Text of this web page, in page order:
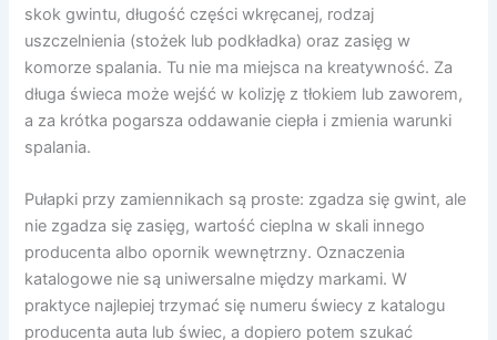
skok gwintu, długość części wkręcanej, rodzaj
uszczelnienia (stożek lub podkładka) oraz zasięg w
komorze spalania. Tu nie ma miejsca na kreatywność. Za
długa świeca może wejść w kolizję z tłokiem lub zaworem,
a za krótka pogarsza oddawanie ciepła i zmienia warunki
spalania.
Pułapki przy zamiennikach są proste: zgadza się gwint, ale
nie zgadza się zasięg, wartość cieplna w skali innego
producenta albo opornik wewnętrzny. Oznaczenia
katalogowe nie są uniwersalne między markami. W
praktyce najlepiej trzymać się numeru świecy z katalogu
producenta auta lub świec, a dopiero potem szukać